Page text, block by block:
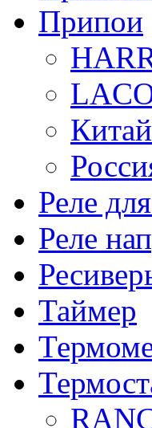
Припои
Реле
Реле
Таймер